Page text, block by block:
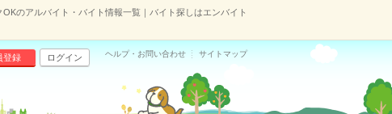
のアルバイト・バイト情報一覧｜バイト探しはエンバイト
登録 ログイン ヘルプ・お問い合わせ サイトマップ